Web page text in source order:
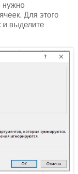
нужно
Для этого
и выделите